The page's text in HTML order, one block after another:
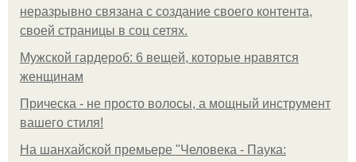
неразрывно связана с создание своего контента,
своей страницы в соц сетях.
Мужской гардероб: 6 вещей, которые нравятся
женщинам
Прическа - не просто волосы, а мощный инструмент
вашего стиля!
На шанхайской премьере "Человека - Паука: